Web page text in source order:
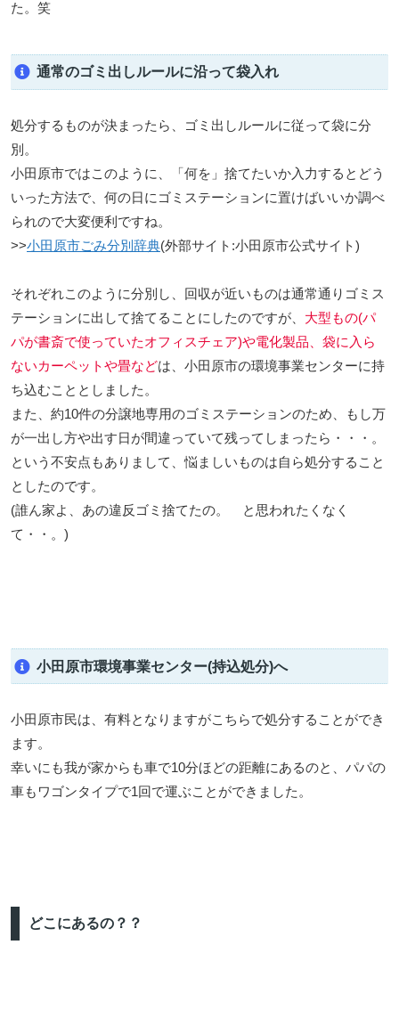
た。笑
通常のゴミ出しルールに沿って袋入れ
処分するものが決まったら、ゴミ出しルールに従って袋に分
別。
小田原市ではこのように、「何を」捨てたいか入力するとどう
いった方法で、何の日にゴミステーションに置けばいいか調べ
られので大変便利ですね。
>>小田原市ごみ分別辞典(外部サイト:小田原市公式サイト)
それぞれこのように分別し、回収が近いものは通常通りゴミス
テーションに出して捨てることにしたのですが、 大型もの(パ
パが書斎で使っていたオフィスチェア)や電化製品、袋に入ら
ないカーペットや畳などは、小田原市の環境事業センターに持
ち込むこととしました。
また、約10件の分譲地専用のゴミステーションのため、もし万
が一出し方や出す日が間違っていて残ってしまったら・・・。
という不安点もありまして、悩ましいものは自ら処分すること
としたのです。
(誰ん家よ、あの違反ゴミ捨てたの。 と思われたくなく
て・・。)
小田原市環境事業センター(持込処分)へ
小田原市民は、有料となりますがこちらで処分することができ
ます。
幸いにも我が家からも車で10分ほどの距離にあるのと、パパの
車もワゴンタイプで1回で運ぶことができました。
どこにあるの？？